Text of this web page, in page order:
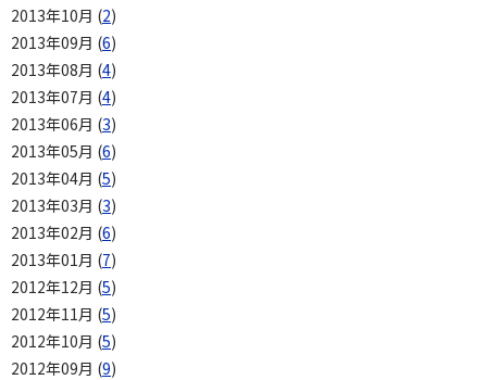
2013年10月 (2)
2013年09月 (6)
2013年08月 (4)
2013年07月 (4)
2013年06月 (3)
2013年05月 (6)
2013年04月 (5)
2013年03月 (3)
2013年02月 (6)
2013年01月 (7)
2012年12月 (5)
2012年11月 (5)
2012年10月 (5)
2012年09月 (9)